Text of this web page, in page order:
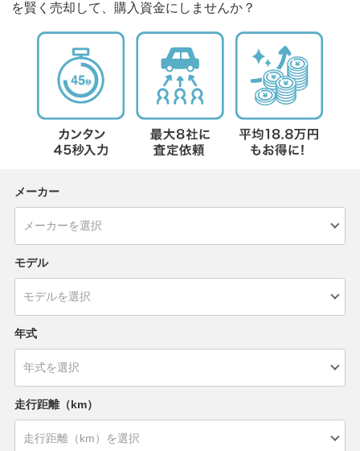
を賢く売却して、購入資金にしませんか？
メーカー
モデル
年式
走行距離（km）